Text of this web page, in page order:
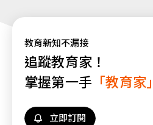
教育新知不漏接
追蹤教育家！
掌握第一手 「教育家」
立即訂閱